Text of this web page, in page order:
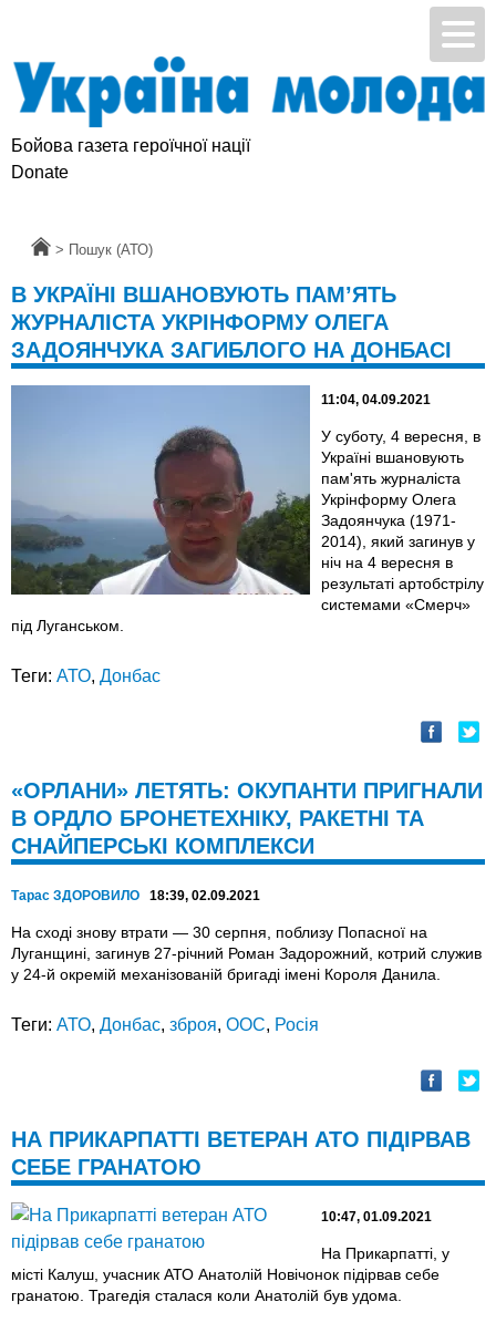
Бойова газета героїчної нації
Donate
Головна
> Пошук (АТО)
В УКРАЇНІ ВШАНОВУЮТЬ ПАМ’ЯТЬ
ЖУРНАЛІСТА УКРІНФОРМУ ОЛЕГА
ЗАДОЯНЧУКА ЗАГИБЛОГО НА ДОНБАСІ
11:04, 04.09.2021
У суботу, 4 вересня, в
Україні вшановують
пам'ять журналіста
Укрінформу Олега
Задоянчука (1971-
2014), який загинув у
ніч на 4 вересня в
результаті артобстрілу
системами «Смерч»
під Луганськом.
Теги: АТО, Донбас
«ОРЛАНИ» ЛЕТЯТЬ: ОКУПАНТИ ПРИГНАЛИ
В ОРДЛО БРОНЕТЕХНІКУ, РАКЕТНІ ТА
СНАЙПЕРСЬКІ КОМПЛЕКСИ
Тарас ЗДОРОВИЛО 18:39, 02.09.2021
На сході знову втрати — 30 серпня, поблизу Попасної на
Луганщині, загинув 27-річний Роман Задорожний, котрий служив
у 24-й окремій механізованій бригаді імені Короля Данила.
Теги: АТО, Донбас, зброя, ООС, Росія
НА ПРИКАРПАТТІ ВЕТЕРАН АТО ПІДІРВАВ
СЕБЕ ГРАНАТОЮ
10:47, 01.09.2021
На Прикарпатті, у
місті Калуш, учасник АТО Анатолій Новічонок підірвав себе
гранатою. Трагедія сталася коли Анатолій був удома.